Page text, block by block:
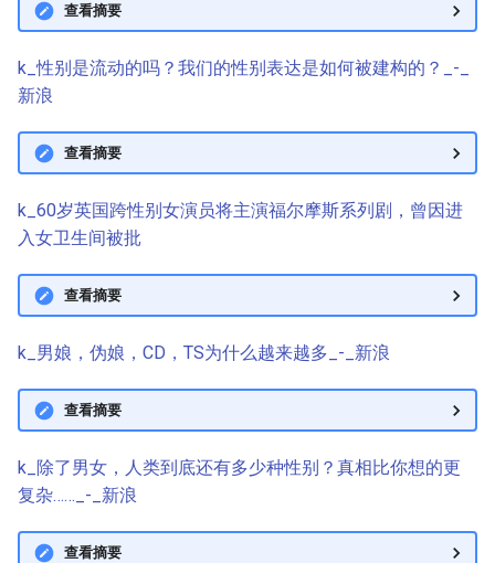
查看摘要
k_性别是流动的吗？我们的性别表达是如何被建构的？_-_
新浪
查看摘要
k_60岁英国跨性别女演员将主演福尔摩斯系列剧，曾因进
入女卫生间被批
查看摘要
k_男娘，伪娘，CD，TS为什么越来越多_-_新浪
查看摘要
k_除了男女，人类到底还有多少种性别？真相比你想的更
复杂……_-_新浪
查看摘要